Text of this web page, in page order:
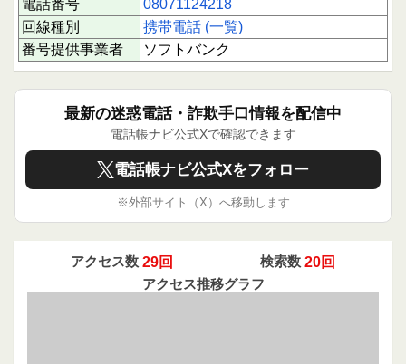
電話番号
08071124218
回線種別
携帯電話 (一覧)
番号提供事業者
ソフトバンク
最新の迷惑電話・詐欺手口情報を配信中
電話帳ナビ公式Xで確認できます
電話帳ナビ公式Xをフォロー
※外部サイト（X）へ移動します
アクセス数 29回 検索数 20回
アクセス推移グラフ